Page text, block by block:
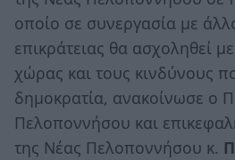
οποίο σε συνεργασία με
επικράτειας θα ασχοληθεί
χώρας και τους κινδύνους
δημοκρατία, ανακοίνωσε ο
Πελοποννήσου και
της Νέας Πελοποννήσου κ.